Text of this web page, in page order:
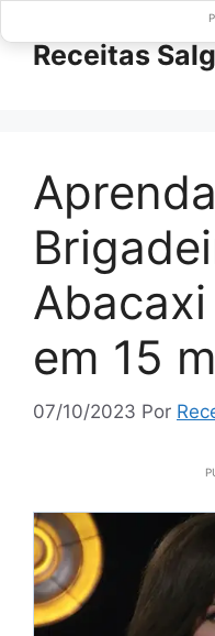
paraReceitas
em 15
07/10/2023 Por